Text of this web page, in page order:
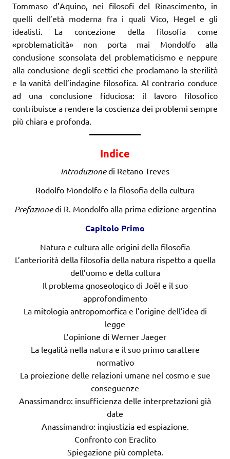
Tommaso d’Aquino, nei filosofi del Rinascimento, in
quelli dell’età moderna fra i quali Vico, Hegel e gli
idealisti. La concezione della filosofia come
«problematicità» non porta mai Mondolfo alla
conclusione sconsolata del problematicismo e neppure
alla conclusione degli scettici che proclamano la sterilità
e la vanità dell’indagine filosofica. Al contrario conduce
ad una conclusione fiduciosa: il lavoro filosofico
contribuisce a rendere la coscienza dei problemi sempre
più chiara e profonda.
Indice
Introduzionedi Retano Treves
Rodolfo Mondolfo e la filosofia della cultura
Prefazionedi R. Mondolfo alla prima edizione argentina
Capitolo Primo
Natura e cultura alle origini della filosofia
L’anteriorità della filosofia della natura rispetto a quella
dell’uomo e della cultura
Il problema gnoseologico di Joël e il suo
approfondimento
La mitologia antropomorfica e l’origine dell’idea di
legge
L’opinione di Werner Jaeger
La legalità nella natura e il suo primo carattere
normativo
La proiezione delle relazioni umane nel cosmo e sue
conseguenze
Anassimandro: insufficienza delle interpretazioni già
date
Anassimandro: ingiustizia ed espiazione.
Confronto con Eraclito
Spiegazione più completa.